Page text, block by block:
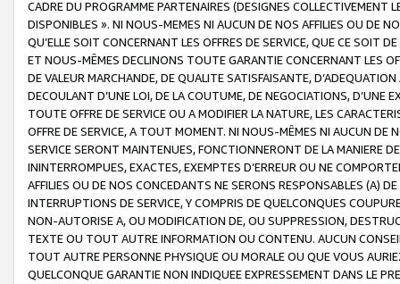
CADRE DU PROGRAMME PARTENAIRES (DESIGNES COLLECTIVEMENT
DISPONIBLES ». NI NOUS-MEMES NI AUCUN DE NOS AFFILIES OU DE
QU’ELLE SOIT CONCERNANT LES OFFRES DE SERVICE, QUE CE SOIT
ET NOUS-MÊMES DECLINONS TOUTE GARANTIE CONCERNANT LES
DE VALEUR MARCHANDE, DE QUALITE SATISFAISANTE,
DECOULANT D’UNE LOI, DE LA COUTUME, DE NEGOCIATIONS, D’UNE
TOUTE OFFRE DE SERVICE OU A MODIFIER LA NATURE, LES
OFFRE DE SERVICE, A TOUT MOMENT. NI NOUS-MÊMES NI AUCUN DE
SERVICE SERONT MAINTENUES, FONCTIONNERONT DE LA MANIERE
ININTERROMPUES, EXACTES, EXEMPTES D’ERREUR OU NE
AFFILIES OU DE NOS CONCEDANTS NE SERONS RESPONSABLES (A)
INTERRUPTIONS DE SERVICE, Y COMPRIS DE QUELCONQUES
NON-AUTORISE A, OU MODIFICATION DE, OU SUPPRESSION,
TEXTE OU TOUT AUTRE INFORMATION OU CONTENU. AUCUN
TOUT AUTRE PERSONNE PHYSIQUE OU MORALE OU QUE VOUS
QUELCONQUE GARANTIE NON INDIQUEE EXPRESSEMENT DANS LE